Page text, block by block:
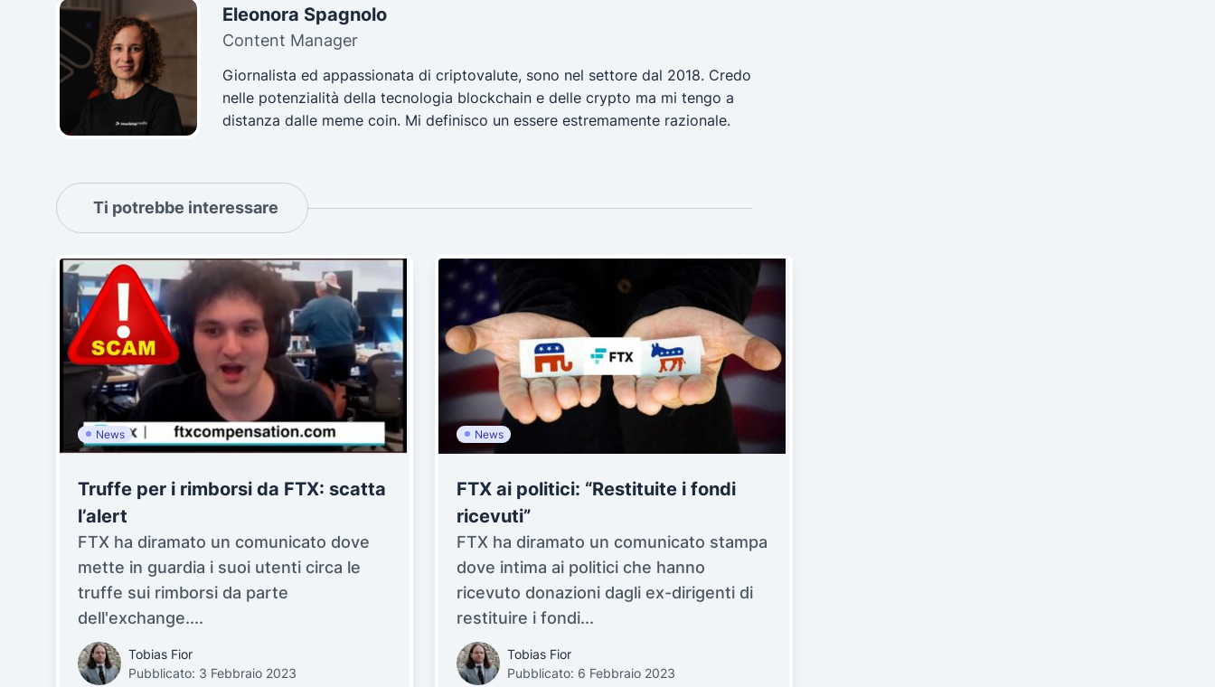
Eleonora Spagnolo
Content Manager
Giornalista ed appassionata di criptovalute, sono nel settore dal 2018. Credo
nelle potenzialità della tecnologia blockchain e delle crypto ma mi tengo a
distanza dalle meme coin. Mi definisco un essere estremamente razionale.
Ti potrebbe interessare
News
Truffe per i rimborsi da FTX: scatta
l’alert
FTX ha diramato un comunicato dove
mette in guardia i suoi utenti circa le
truffe sui rimborsi da parte
dell'exchange....
Tobias Fior
Pubblicato: 3 Febbraio 2023
News
FTX ai politici: “Restituite i fondi
ricevuti”
FTX ha diramato un comunicato stampa
dove intima ai politici che hanno
ricevuto donazioni dagli ex-dirigenti di
restituire i fondi...
Tobias Fior
Pubblicato: 6 Febbraio 2023